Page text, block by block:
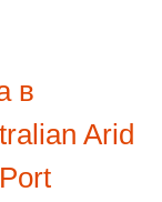
Бруно
в
Arid